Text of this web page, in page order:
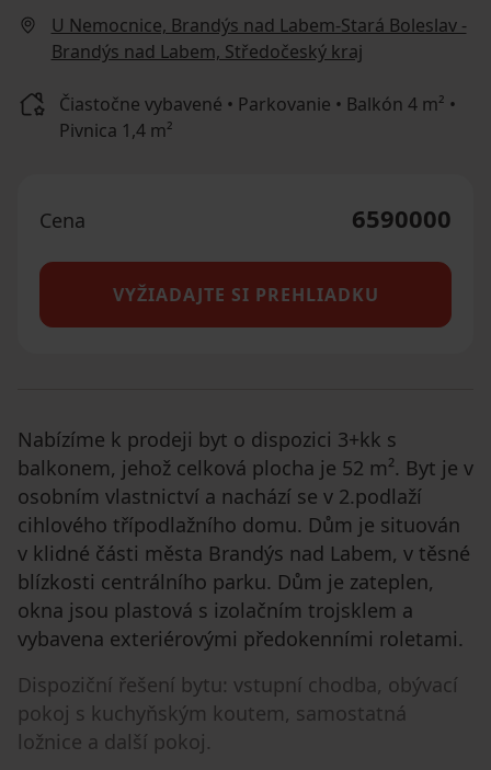
U Nemocnice, Brandýs nad Labem-Stará Boleslav -
Brandýs nad Labem, Středočeský kraj
Čiastočne vybavené • Parkovanie • Balkón 4 m² •
Pivnica 1,4 m²
Cena 6590000
VYŽIADAJTE SI PREHLIADKU
Nabízíme k prodeji byt o dispozici 3+kk s
balkonem, jehož celková plocha je 52 m². Byt je v
osobním vlastnictví a nachází se v 2.podlaží
cihlového třípodlažního domu. Dům je situován
v klidné části města Brandýs nad Labem, v těsné
blízkosti centrálního parku. Dům je zateplen,
okna jsou plastová s izolačním trojsklem a
vybavena exteriérovými předokenními roletami.
Dispoziční řešení bytu: vstupní chodba, obývací
pokoj s kuchyňským koutem, samostatná
ložnice a další pokoj.